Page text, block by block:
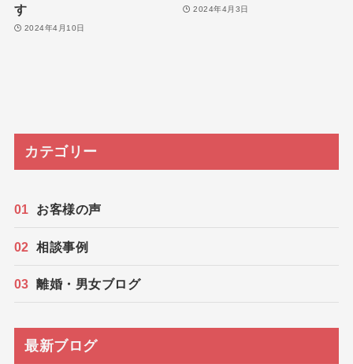
す
2024年4月10日
2024年4月3日
カテゴリー
お客様の声
相談事例
離婚・男女ブログ
最新ブログ